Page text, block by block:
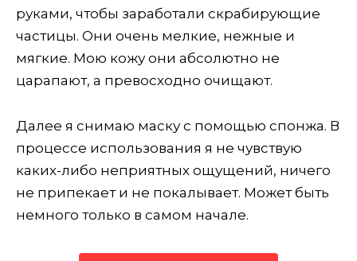
руками, чтобы заработали скрабирующие
частицы. Они очень мелкие, нежные и
мягкие. Мою кожу они абсолютно не
царапают, а превосходно очищают.
Далее я снимаю маску с помощью спонжа. В
процессе использования я не чувствую
каких-либо неприятных ощущений, ничего
не припекает и не покалывает. Может быть
немного только в самом начале.